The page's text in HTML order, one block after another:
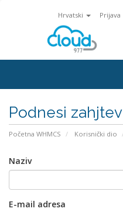
Hrvatski Prijava
Podnesi zahjtev
Početna WHMCS Korisnički dio
Naziv
E-mail adresa